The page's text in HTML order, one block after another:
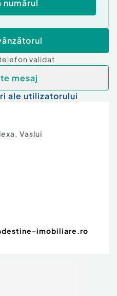
numărul
validat
mesaj
ale utilizatorului
, Vaslui
imobiliare.ro